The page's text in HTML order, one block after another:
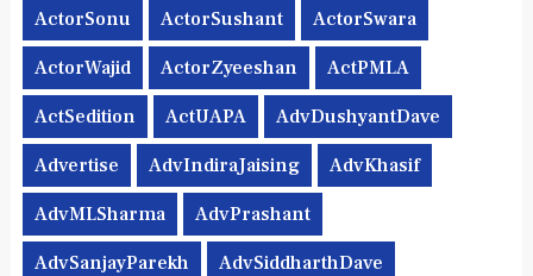
ActorSonu ActorSushant ActorSwara
ActorWajid ActorZyeeshan ActPMLA
ActSedition ActUAPA AdvDushyantDave
Advertise AdvIndiraJaising AdvKhasif
AdvMLSharma AdvPrashant
AdvSanjayParekh AdvSiddharthDave